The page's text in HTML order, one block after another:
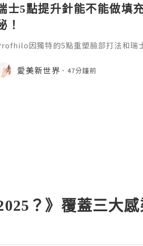
士5點提升針能不能做填
！
因獨特的5點重塑臉部打法和瑞
麼？它有什麼效果？瑞士5點提升針有
位就能得到清晰的答案。1.生物重塑的
愛美新世界 47分鐘前
？》覆蓋三大感